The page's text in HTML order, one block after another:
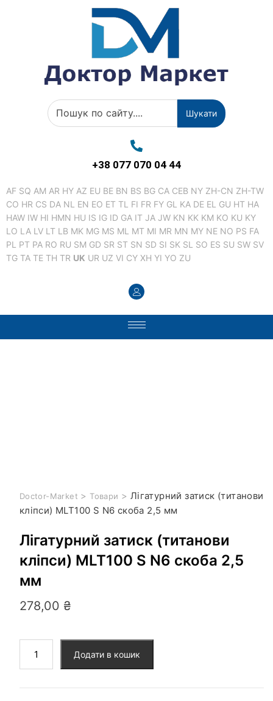
Шукати
+38 077 070 04 44
AF SQ AM AR HY AZ EU BE BN BS BG CA CEB NY ZH-CN ZH-TW
CO HR CS DA NL EN EO ET TL FI FR FY GL KA DE EL GU HT HA
HAW IW HI HMN HU IS IG ID GA IT JA JW KN KK KM KO KU KY
LO LA LV LT LB MK MG MS ML MT MI MR MN MY NE NO PS FA
PL PT PA RO RU SM GD SR ST SN SD SI SK SL SO ES SU SW SV
TG TA TE TH TR UK UR UZ VI CY XH YI YO ZU
Doctor-Market > Товари > Лігатурний затиск (титанови
кліпси) MLT100 S N6 скоба 2,5 мм
Лігатурний затиск (титанови
кліпси) MLT100 S N6 скоба 2,5
мм
278,00 ₴
Додати в кошик